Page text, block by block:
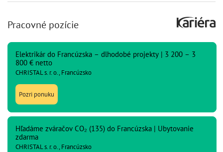
Pracovné pozície
Elektrikár do Francúzska – dlhodobé projekty | 3 200 – 3
800 € netto
CHRISTAL s. r. o., Francúzsko
Pozri ponuku
Hľadáme zváračov CO₂ (135) do Francúzska | Ubytovanie
zdarma
CHRISTAL s. r. o., Francúzsko